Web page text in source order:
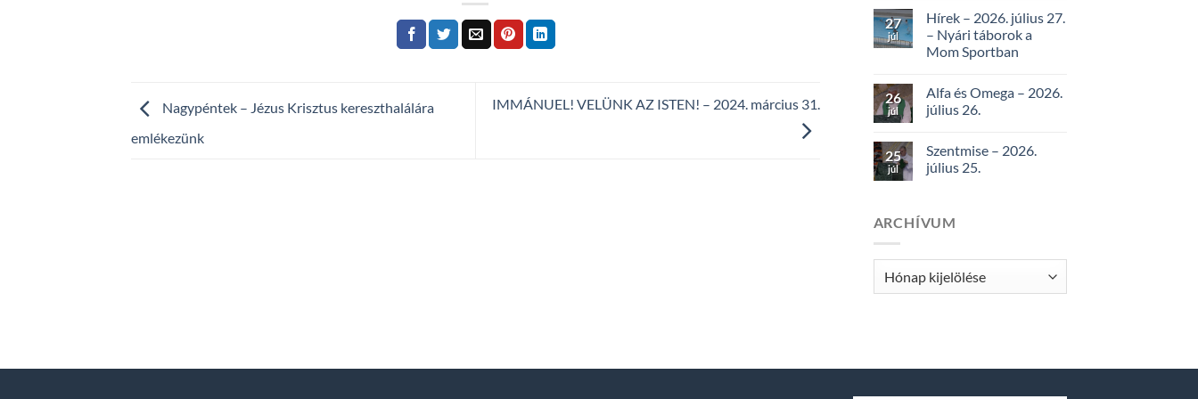
Nagypéntek – Jézus Krisztus kereszthalálára
emlékezünk
IMMÁNUEL! VELÜNK AZ ISTEN! – 2024. március 31.
27
júl
Hírek – 2026. július 27.
– Nyári táborok a
Mom Sportban
26
júl
Alfa és Omega – 2026.
július 26.
25
júl
Szentmise – 2026.
július 25.
ARCHÍVUM
Archívum